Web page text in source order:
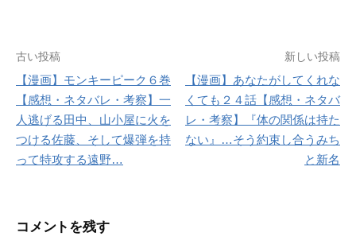
投
稿
ナ
ビ
シ
古い投稿
【漫画】モンキーピーク６巻
【感想・ネタバレ・考察】一
人逃げる田中、山小屋に火を
つける佐藤、そして爆弾を持
って特攻する遠野…
新しい投稿
【漫画】あなたがしてくれな
くても２４話【感想・ネタバ
レ・考察】『体の関係は持た
ない』…そう約束し合うみち
と新名
コメントを残す